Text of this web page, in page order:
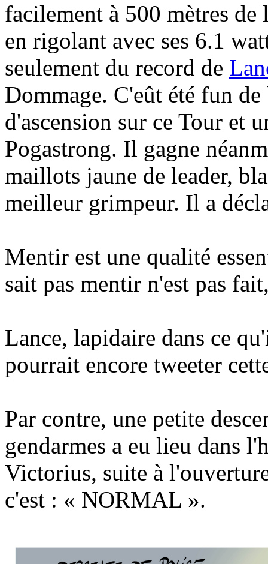
facilement à 500 mètres
en rigolant avec ses 6.1
seulement du record de
Dommage. C'eût été fun
d'ascension sur ce Tour et
Pogastrong. Il gagne
maillots jaune de leader,
meilleur grimpeur. Il a
Mentir est une qualité
sait pas mentir n'est pas
Lance, lapidaire dans ce
pourrait encore tweeter
Par contre, une petite
gendarmes a eu lieu dans
Victorius, suite à
c'est : « NORMAL ».